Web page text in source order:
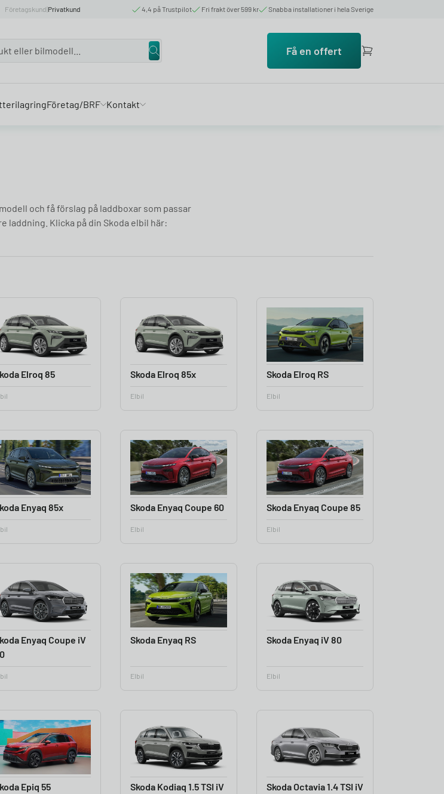
Företagskund|Privatkund 4,4 på Trustpilot Fri frakt över 599 kr Snabba installationer i hela Sverige
Få en offert
Företag/BRF Kontakt
och få förslag på laddboxar som passar
laddning. Klicka på din Skoda elbil här:
Elroq 85 Skoda Elroq 85x
Elbil
Skoda Elroq RS
Elbil
Enyaq 85x Skoda Enyaq Coupe 60
Elbil
Skoda Enyaq Coupe 85
Elbil
Enyaq Coupe iV
Skoda Enyaq RS
Elbil
Skoda Enyaq iV 80
Elbil
Epiq 55
Skoda Kodiaq 1.5 TSI iV
Skoda Octavia 1.4 TSI iV